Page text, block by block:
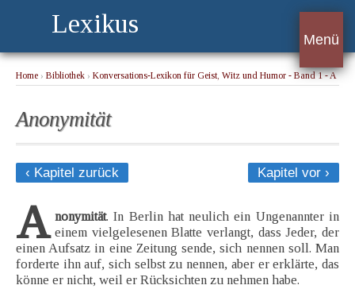
Lexikus
Menü
Home › Bibliothek › Konversations-Lexikon für Geist, Witz und Humor - Band 1 - A
Anonymität
‹ Kapitel zurück Kapitel vor ›
A nonymität. In Berlin hat neulich ein Ungenannter in
einem vielgelesenen Blatte verlangt, dass Jeder, der
einen Aufsatz in eine Zeitung sende, sich nennen soll. Man
forderte ihn auf, sich selbst zu nennen, aber er erklärte, das
könne er nicht, weil er Rücksichten zu nehmen habe.